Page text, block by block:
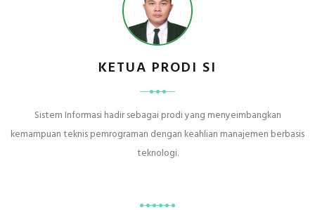
KETUA PRODI SI
Sistem Informasi hadir sebagai prodi yang menyeimbangkan
kemampuan teknis pemrograman dengan keahlian manajemen berbasis
teknologi.